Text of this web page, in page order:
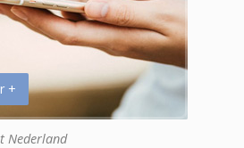
+
Nederland